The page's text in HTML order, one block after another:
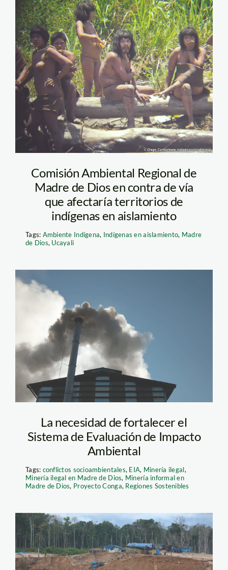
Diego
Cortijo_Survival_Indigenas
Comisión Ambiental Regional de
Madre de Dios en contra de vía
que afectaría territorios de
indígenas en aislamiento
Tags: Ambiente Indígena, Indígenas en aislamiento, Madre
de Dios, Ucayali
La necesidad de fortalecer el
Sistema de Evaluación de Impacto
Ambiental
Tags: conflictos socioambientales, EIA, Minería ilegal,
Minería ilegal en Madre de Dios, Minería informal en
Madre de Dios, Proyecto Conga, Regiones Sostenibles
ino15